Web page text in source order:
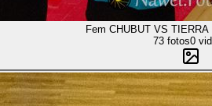
Fem CHUBUT VS
73 fotos0